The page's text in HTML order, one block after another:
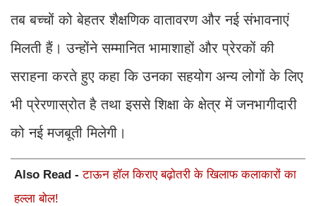
तब बच्चों को बेहतर शैक्षणिक वातावरण और नई संभावनाएं
मिलती हैं। उन्होंने सम्मानित भामाशाहों और प्रेरकों की
सराहना करते हुए कहा कि उनका सहयोग अन्य लोगों के लिए
भी प्रेरणास्रोत है तथा इससे शिक्षा के क्षेत्र में जनभागीदारी
को नई मजबूती मिलेगी।
Also Read -टाऊन हॉल किराए बढ़ोतरी के खिलाफ कलाकारों का
हल्ला बोल!